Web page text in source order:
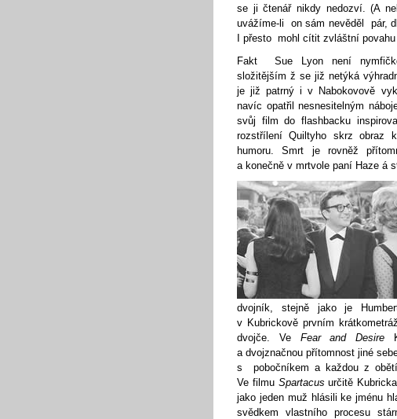
se ji čtenář nikdy nedozví. (A
uvážíme-li on sám nevěděl pár,
I přesto mohl cítit zvláštní
Fakt Sue Lyon není
složitějším ž se již netýká
je již patrný i v Nabokovově
navíc opatřil nesnesitelným
svůj film do flashbacku
rozstřílení Quiltyho skrz obraz
humoru. Smrt je rovněž
a konečně v mrtvole paní Haze á
dvojník, stejně jako je
v Kubrickově prvním
dvojče. Ve Fear and Desire
a dvojznačnou přítomnost jiné
s pobočníkem a každou z
Ve filmu Spartacusurčitě
jako jeden muž hlásili ke jménu
svědkem vlastního procesu